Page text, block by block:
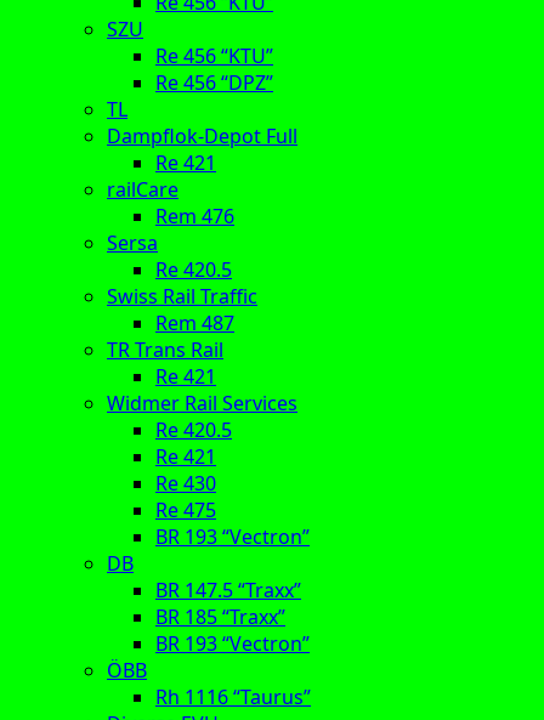
SZU
Re 456 “KTU”
Re 456 “DPZ”
TL
Dampflok-Depot Full
Re 421
railCare
Rem 476
Sersa
Re 420.5
Swiss Rail Traffic
Rem 487
TR Trans Rail
Re 421
Widmer Rail Services
Re 420.5
Re 421
Re 430
Re 475
BR 193 “Vectron”
DB
BR 147.5 “Traxx”
BR 185 “Traxx”
BR 193 “Vectron”
ÖBB
Rh 1116 “Taurus”